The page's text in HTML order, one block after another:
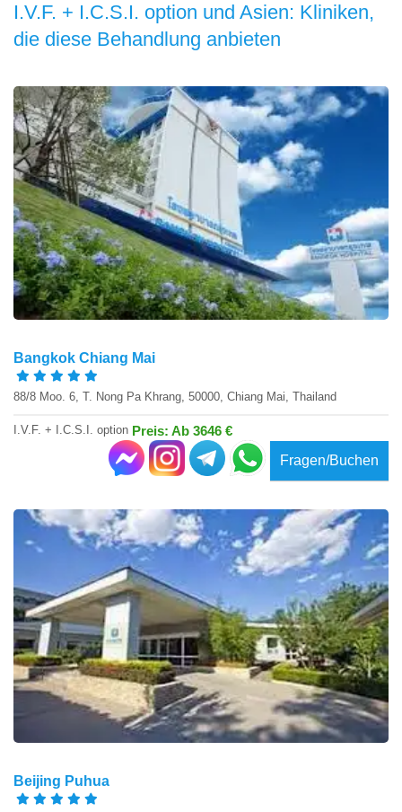
I.V.F. + I.C.S.I. option und Asien: Kliniken,
die diese Behandlung anbieten
Bangkok Chiang Mai
88/8 Moo. 6, T. Nong Pa Khrang, 50000, Chiang Mai, Thailand
I.V.F. + I.C.S.I. option Preis: Ab 3646 €
Fragen/Buchen
Beijing Puhua